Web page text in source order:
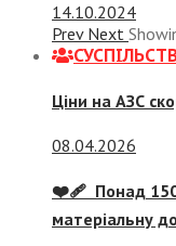
14.10.2024
Prev Next
Ціни на АЗС
08.04.2026
❤️‍🩹 Понад
матеріальну